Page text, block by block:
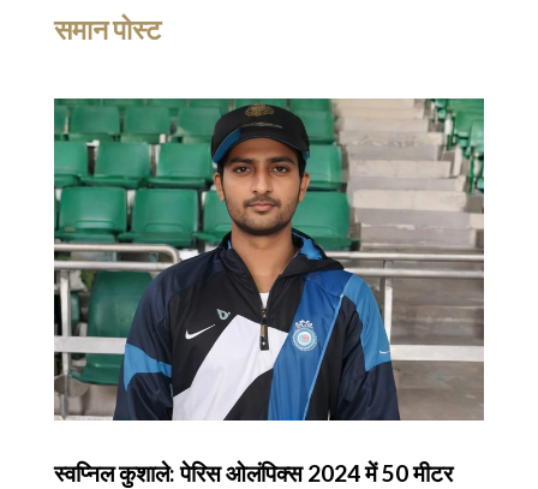
समान पोस्ट
स्वप्निल कुशाले: पेरिस ओलंपिक्स 2024 में 50 मीटर